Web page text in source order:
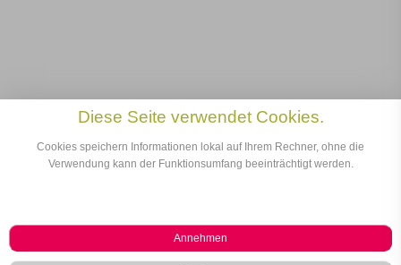
Diese Seite verwendet Cookies.
Cookies speichern Informationen lokal auf Ihrem Rechner, ohne die
Verwendung kann der Funktionsumfang beeinträchtigt werden.
Annehmen